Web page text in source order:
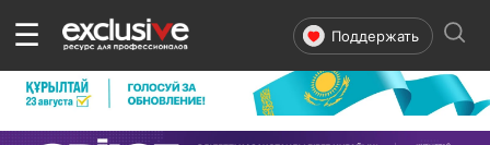
☰ Поддержать